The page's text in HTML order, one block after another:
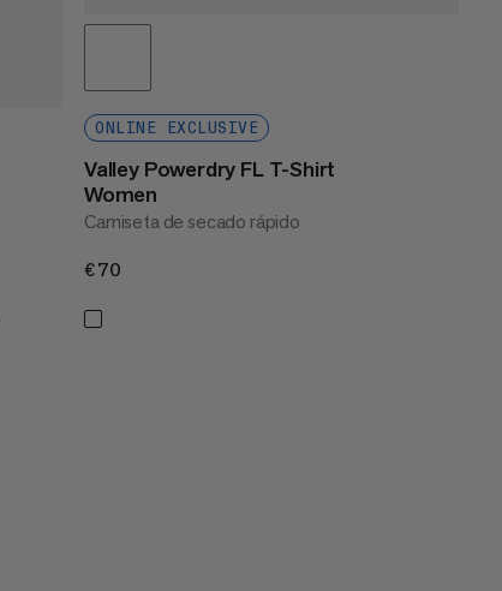
ONLINE EXCLUSIVE
Valley Powerdry FL T-Shirt
Women
Camiseta de secado rápido
€70